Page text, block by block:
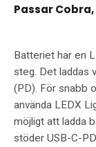
Passar
Batteriet har en
steg. Det laddas
(PD). För snabb
använda LEDX
möjligt att ladda
stöder USB-C-